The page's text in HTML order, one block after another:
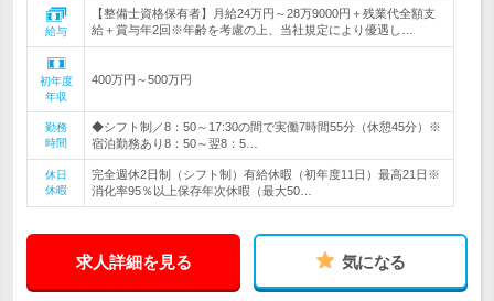
給与
【整備士資格保有者】月給24万円～28万9000円＋残業代全額支
給＋賞与年2回※年齢を考慮の上、当社規定により優遇し…
初年度
年収
400万円～500万円
勤務
時間
◆シフト制／8：50～17:30の間で実働7時間55分（休憩45分）※
宿泊勤務あり8：50～翌8：5…
休日
休暇
完全週休2日制（シフト制）有給休暇（初年度11日）最高21日※
消化率95％以上保存年次休暇（最大50…
求人詳細を見る 気になる